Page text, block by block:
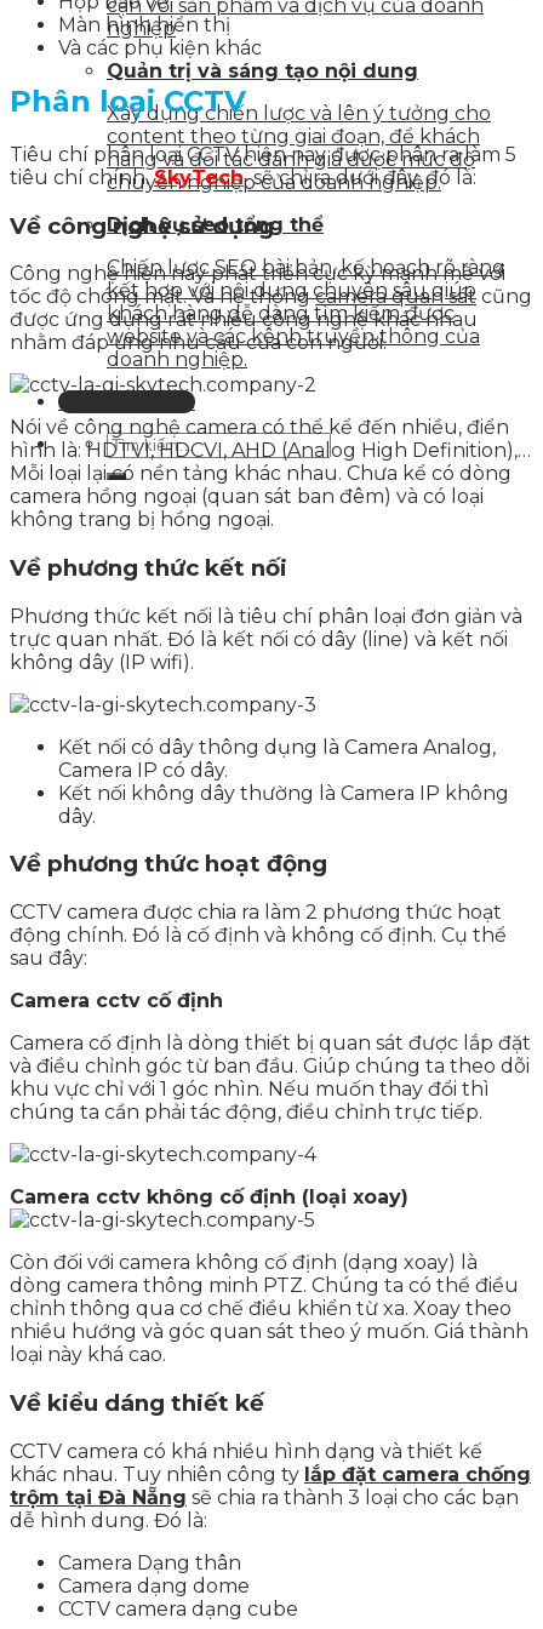
cận với sản phẩm và dịch vụ của doanh
nghiệp
Quản trị và sáng tạo nội dung
Xây dựng chiến lược và lên ý tưởng cho
content theo từng giai đoạn, để khách
hàng và đối tác đánh giá được mức độ
chuyên nghiệp của doanh nghiệp.
Dịch vụ seo tổng thể
Chiến lược SEO bài bản, kế hoạch rõ ràng
kết hợp với nội dung chuyên sâu giúp
khách hàng dễ dàng tìm kiếm được
website và các kênh truyền thông của
doanh nghiệp.
Liên hệ tư vấn
Màn hình hiển thị
Và các phụ kiện khác
Phân loại CCTV
Tiêu chí phân loại CCTV hiện nay được phân ra làm 5
tiêu chí chính.SkyTech sẽ chỉ ra dưới đây, đó là:
Về công nghệ sử dụng
Công nghệ hiện nay phát triển cực kỳ mạnh mẽ với
tốc độ chóng mặt. Và hệ thốngcamera quan sát cũng
được ứng dụng rất nhiều công nghệ khác nhau
nhằm đáp ứng nhu cầu của con người.
Nói về công nghệ camera có thể kể đến nhiều, điển
hình là: HDTVI, HDCVI, AHD (Analog High Definition),…
Mỗi loại lại có nền tảng khác nhau. Chưa kể có dòng
camera hồng ngoại (quan sát ban đêm) và có loại
không trang bị hồng ngoại.
Về phương thức kết nối
Phương thức kết nối là tiêu chí phân loại đơn giản và
trực quan nhất. Đó là kết nối có dây (line) và kết nối
không dây (IP wifi).
Kết nối có dây thông dụng là Camera Analog,
Camera IP có dây.
Kết nối không dây thường là Camera IP không
dây.
Về phương thức hoạt động
CCTV camera được chia ra làm 2 phương thức hoạt
động chính. Đó là cố định và không cố định. Cụ thể
sau đây:
Camera cctv cố định
Camera cố định là dòng thiết bị quan sát được lắp đặt
và điều chỉnh góc từ ban đầu. Giúp chúng ta theo dõi
khu vực chỉ với 1 góc nhìn. Nếu muốn thay đổi thì
chúng ta cần phải tác động, điều chỉnh trực tiếp.
Camera cctv không cố định (loại xoay)
Còn đối với camera không cố định (dạng xoay) là
dòng camera thông minh PTZ. Chúng ta có thể điều
chỉnh thông qua cơ chế điều khiển từ xa. Xoay theo
nhiều hướng và góc quan sát theo ý muốn. Giá thành
loại này khá cao.
Về kiểu dáng thiết kế
CCTV camera có khá nhiều hình dạng và thiết kế
khác nhau. Tuy nhiên công ty lắp đặt camera chống
trộm tại Đà Nẵng sẽ chia ra thành 3 loại cho các bạn
dễ hình dung. Đó là:
Camera Dạng thân
Camera dạng dome
CCTV camera dạng cube